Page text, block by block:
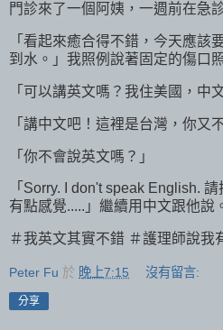
門診來了一個阿姨，一週前在急
「看起來癒合得不錯，今天應該
到水。」我照例說著固定的傷口
「可以講英文嗎？我住美國，中
「講中文吧！這裡是台灣，你又
「你不會說英文嗎？」
「Sorry. I don't speak English.
有點感覺.....」繼續用中文跟他說
＃我英文其實不錯 ＃護理師說我
Peter Fu 於 晚上7:15 沒有留言:
分享